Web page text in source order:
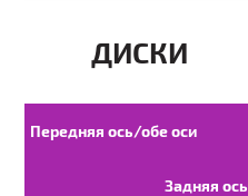
ДИСКИ
Передняя ось/обе оси
Задняя ось